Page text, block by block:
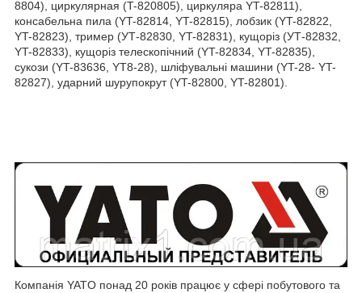
8804), циркулярная (T-820805), циркуляра YT-82811),
консабельна пила (YT-82814, YT-82815), лобзик (YT-82822,
YT-82823), тример (УТ-82830, YT-82831), кущоріз (УТ-82832,
YT-82833), кущоріз телескопічний (YT-82834, YT-82835),
сукози (YT-83636, YT8-28), шліфувальні машини (YT-28- YT-
82827), ударний шурупокрут (YT-82800, YT-82801).
Компанія YATO понад 20 років працює у сфері побутового та